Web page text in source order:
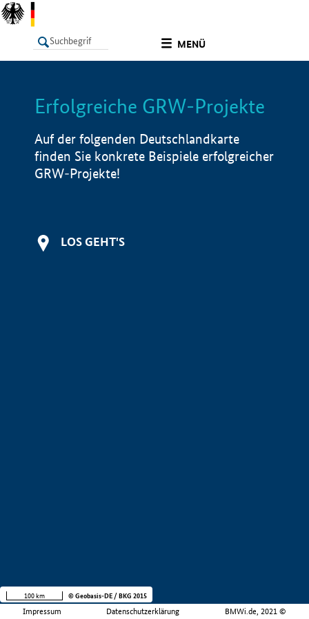
MENÜ
LISTE Info
Erfolgreiche GRW-Projekte
Auf der folgenden Deutschlandkarte
finden Sie konkrete Beispiele erfolgreicher
GRW-Projekte!
LOS GEHT'S
Impressum Datenschutzerklärung BMWi.de, 2021 ©
100 km © Geobasis-DE / BKG 2015